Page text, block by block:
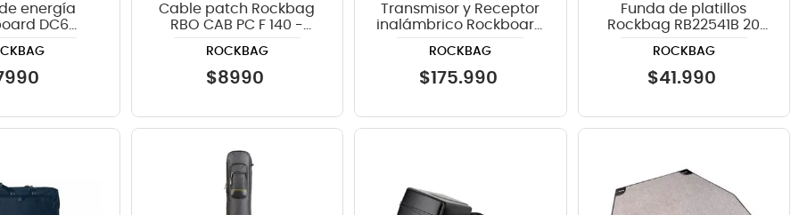
energía
DC6
Cable patch Rockbag
RBO CAB PC F 140 -
ROCKBAG
$8990
Transmisor y Receptor
inalámbrico Rockboard
ROCKBAG
$175.990
Funda de platillos
Rockbag RB22541B 20
color negro
ROCKBAG
$41 .990